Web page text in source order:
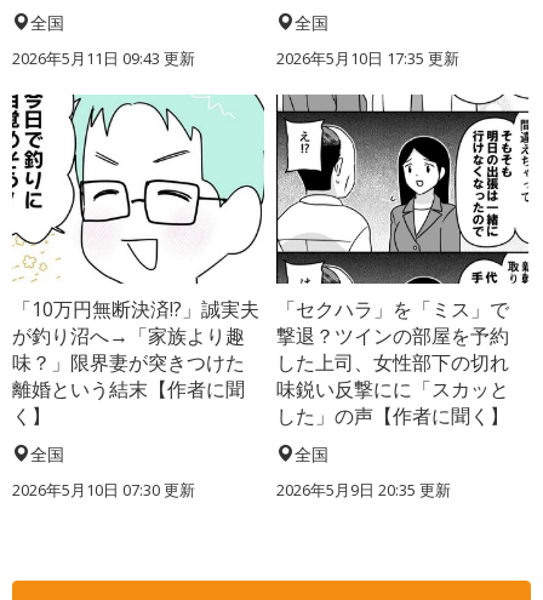
全国
2026年5月11日 09:43 更新
全国
2026年5月10日 17:35 更新
「10万円無断決済!?」誠実夫
が釣り沼へ→「家族より趣
味？」限界妻が突きつけた
離婚という結末【作者に聞
く】
全国
2026年5月10日 07:30 更新
「セクハラ」を「ミス」で
撃退？ツインの部屋を予約
した上司、女性部下の切れ
味鋭い反撃にに「スカッと
した」の声【作者に聞く】
全国
2026年5月9日 20:35 更新